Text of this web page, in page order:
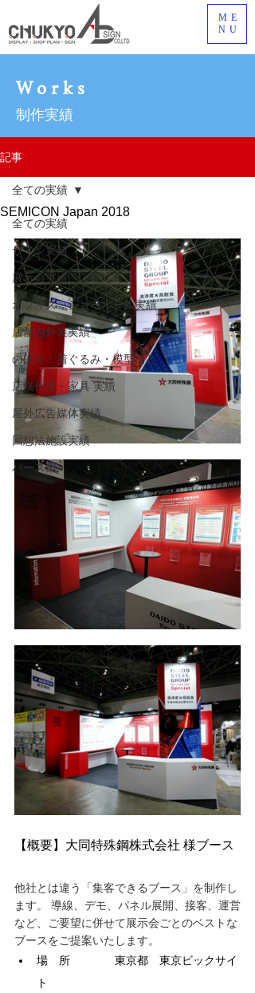
ME
NU
制作実績
Works
記事
全ての実績
サイン実績
展示会実績
オフィス・ショールーム実績
店舗内外装実績
のぼり・着ぐるみ・模型など
店舗什器・家具 実績
屋外広告媒体実績
回想法施設実績
パース集
全ての実績
SEMICON Japan 2018
【概要】大同特殊鋼株式会社 様ブース
他社とは違う「集客できるブース」を制作し
ます。 導線、デモ、パネル展開、接客、運営
など、ご要望に併せて展示会ごとのベストな
ブースをご提案いたします。
場　所　　　　東京都　東京ビックサイ
ト